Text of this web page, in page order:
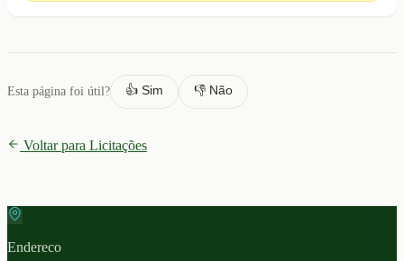
Esta página foi útil? 👍 Sim 👎 Não
Voltar para Licitações
Endereco